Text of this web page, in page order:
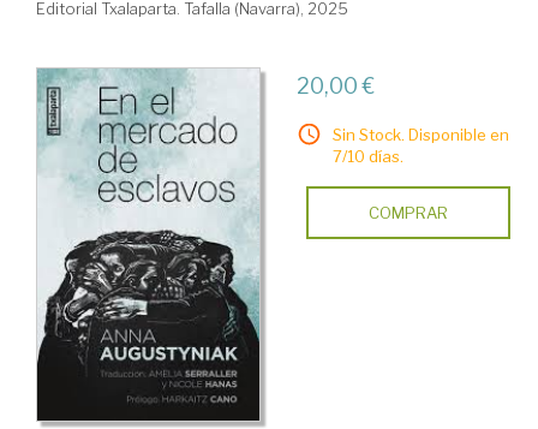
Editorial Txalaparta. Tafalla (Navarra), 2025
20,00 €
Sin Stock. Disponible en
7/10 días.
COMPRAR